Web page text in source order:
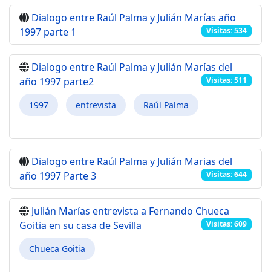
Dialogo entre Raúl Palma y Julián Marías año
1997 parte 1
Visitas: 534
Dialogo entre Raúl Palma y Julián Marías del
año 1997 parte2
Visitas: 511
1997 entrevista Raúl Palma
Dialogo entre Raúl Palma y Julián Marias del
año 1997 Parte 3
Visitas: 644
Julián Marías entrevista a Fernando Chueca
Goitia en su casa de Sevilla
Visitas: 609
Chueca Goitia